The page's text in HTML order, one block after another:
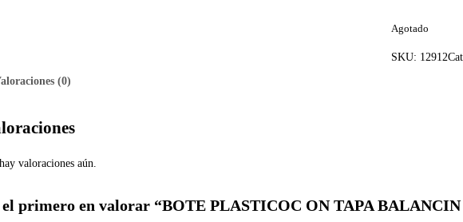
Agotado
SKU: 12912
(0)
valoraciones aún.
el primero en valorar “BOTE PLASTICOC ON TAPA BALANCIN